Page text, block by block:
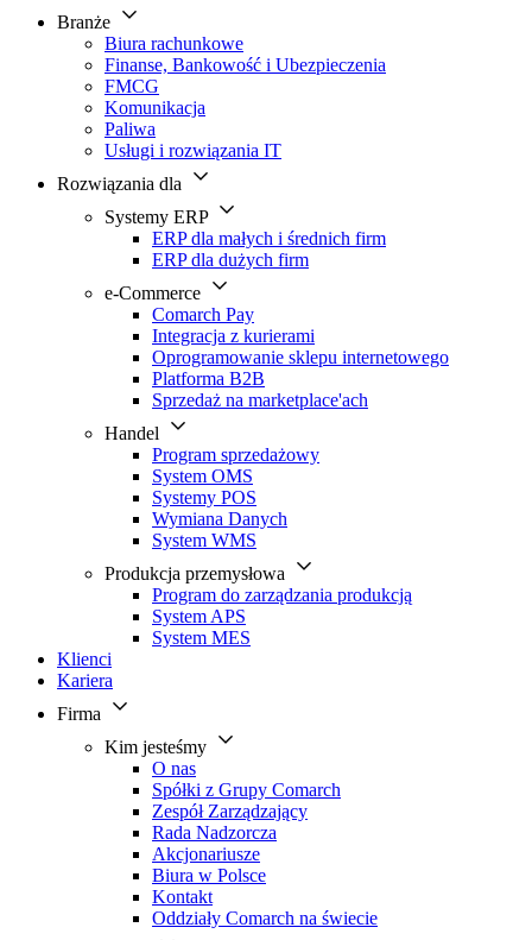
Branże
Biura rachunkowe
Finanse, Bankowość i Ubezpieczenia
FMCG
Komunikacja
Paliwa
Usługi i rozwiązania IT
Rozwiązania dla
Systemy ERP
ERP dla małych i średnich firm
ERP dla dużych firm
e-Commerce
Comarch Pay
Integracja z kurierami
Oprogramowanie sklepu internetowego
Platforma B2B
Sprzedaż na marketplace'ach
Handel
Program sprzedażowy
System OMS
Systemy POS
Wymiana Danych
System WMS
Produkcja przemysłowa
Program do zarządzania produkcją
System APS
System MES
Klienci
Kariera
Firma
Kim jesteśmy
O nas
Spółki z Grupy Comarch
Zespół Zarządzający
Rada Nadzorcza
Akcjonariusze
Biura w Polsce
Kontakt
Oddziały Comarch na świecie